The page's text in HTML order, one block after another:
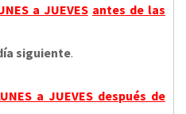
a JUEVES antes de las
siguiente.
a JUEVES después de